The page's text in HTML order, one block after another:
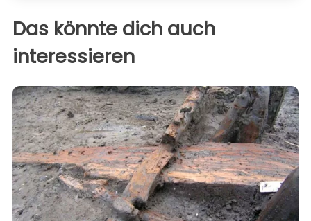
Das könnte dich auch
interessieren